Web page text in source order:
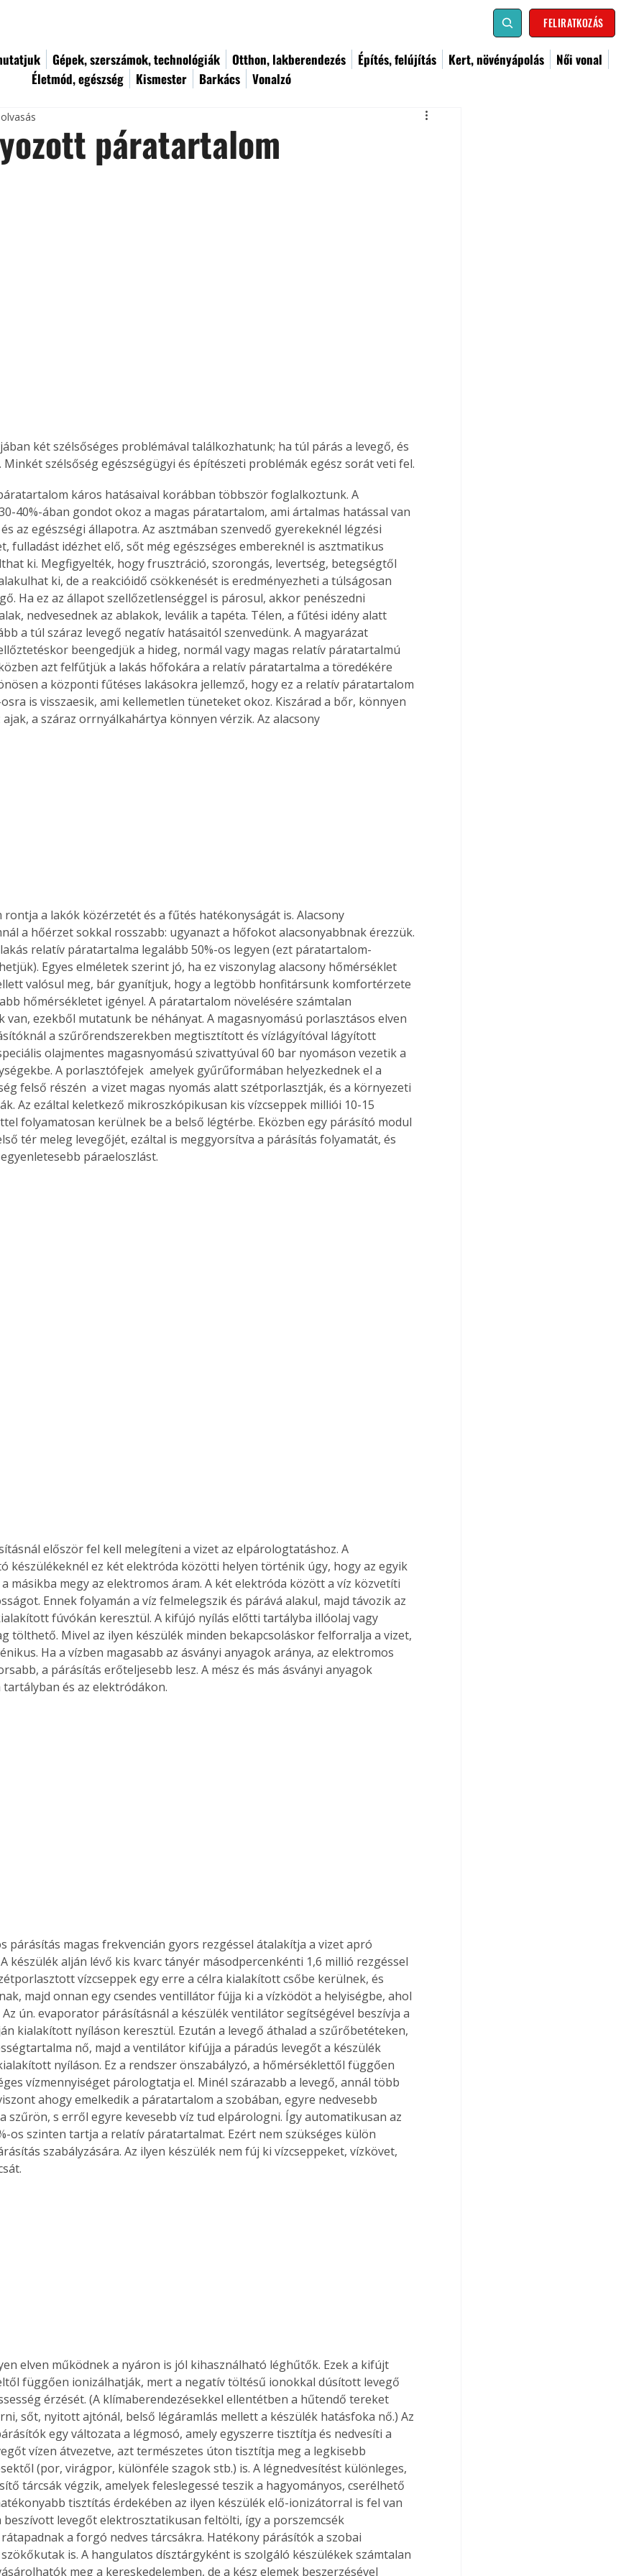
FELIRATKOZÁS
Gépek, szerszámok, technológiák Otthon, lakberendezés Építés, felújítás Kert, növényápolás
Női vonal
Életmód, egészség
Kismester Barkács Vonalzó
vagy
is
Bárhol,
élve
az
A
Gyógyító növények: a
természet kincsei az
páratartalom
két szélsőséges problémával találkozhatunk; ha túl párás a levegő, és
Minkét szélsőség egészségügyi és építészeti problémák egész sorát veti fel.
káros hatásaival korábban többször foglalkoztunk. A
40%-ában gondot okoz a magas páratartalom, ami ártalmas hatással van
az egészségi állapotra. Az asztmában szenvedő gyerekeknél légzési
fulladást idézhet elő, sőt még egészséges embereknél is asztmatikus
ki. Megfigyelték, hogy frusztráció, szorongás, levertség, betegségtől
ki, de a reakcióidő csökkenését is eredményezheti a túlságosan
Ha ez az állapot szellőzetlenséggel is párosul, akkor penészedni
nedvesednek az ablakok, leválik a tapéta. Télen, a fűtési idény alatt
a túl száraz levegő negatív hatásaitól szenvedünk. A magyarázat
beengedjük a hideg, normál vagy magas relatív páratartalmú
azt felfűtjük a lakás hőfokára a relatív páratartalma a töredékére
a központi fűtéses lakásokra jellemző, hogy ez a relatív páratartalom
is visszaesik, ami kellemetlen tüneteket okoz. Kiszárad a bőr, könnyen
ajak, a száraz orrnyálkahártya könnyen vérzik. Az alacsony
a lakók közérzetét és a fűtés hatékonyságát is. Alacsony
a hőérzet sokkal rosszabb: ugyanazt a hőfokot alacsonyabbnak érezzük.
relatív páratartalma legalább 50%-os legyen (ezt páratartalom-
Egyes elméletek szerint jó, ha ez viszonylag alacsony hőmérséklet
valósul meg, bár gyanítjuk, hogy a legtöbb honfitársunk komfortérzete
hőmérsékletet igényel. A páratartalom növelésére számtalan
van, ezekből mutatunk be néhányat. A magasnyomású porlasztásos elven
a szűrőrendszerekben megtisztított és vízlágyítóval lágyított
olajmentes magasnyomású szivattyúval 60 bar nyomáson vezetik a
A porlasztófejek  amelyek gyűrűformában helyezkednek el a
felső részén  a vizet magas nyomás alatt szétporlasztják, és a környezeti
Az ezáltal keletkező mikroszkópikusan kis vízcseppek milliói 10-15
folyamatosan kerülnek be a belső légtérbe. Eközben egy párásító modul
tér meleg levegőjét, ezáltal is meggyorsítva a párásítás folyamatát, és
páraeloszlást.
először fel kell melegíteni a vizet az elpárologtatáshoz. A
készülékeknél ez két elektróda közötti helyen történik úgy, hogy az egyik
másikba megy az elektromos áram. A két elektróda között a víz közvetíti
Ennek folyamán a víz felmelegszik és párává alakul, majd távozik az
fúvókán keresztül. A kifújó nyílás előtti tartályba illóolaj vagy
tölthető. Mivel az ilyen készülék minden bekapcsoláskor felforralja a vizet,
Ha a vízben magasabb az ásványi anyagok aránya, az elektromos
a párásítás erőteljesebb lesz. A mész és más ásványi anyagok
és az elektródákon.
párásítás magas frekvencián gyors rezgéssel átalakítja a vizet apró
készülék alján lévő kis kvarc tányér másodpercenkénti 1,6 millió rezgéssel
vízcseppek egy erre a célra kialakított csőbe kerülnek, és
majd onnan egy csendes ventillátor fújja ki a vízködöt a helyiségbe, ahol
ún. evaporator párásításnál a készülék ventilátor segítségével beszívja a
kialakított nyíláson keresztül. Ezután a levegő áthalad a szűrőbetéteken,
nő, majd a ventilátor kifújja a páradús levegőt a készülék
nyíláson. Ez a rendszer önszabályzó, a hőmérséklettől függően
vízmennyiséget párologtatja el. Minél szárazabb a levegő, annál több
ahogy emelkedik a páratartalom a szobában, egyre nedvesebb
szűrön, s erről egyre kevesebb víz tud elpárologni. Így automatikusan az
os szinten tartja a relatív páratartalmat. Ezért nem szükséges külön
szabályzására. Az ilyen készülék nem fúj ki vízcseppeket, vízkövet,
elven működnek a nyáron is jól kihasználható léghűtők. Ezek a kifújt
függően ionizálhatják, mert a negatív töltésű ionokkal dúsított levegő
érzését. (A klímaberendezésekkel ellentétben a hűtendő tereket
sőt, nyitott ajtónál, belső légáramlás mellett a készülék hatásfoka nő.) Az
egy változata a légmosó, amely egyszerre tisztítja és nedvesíti a
vízen átvezetve, azt természetes úton tisztítja meg a legkisebb
(por, virágpor, különféle szagok stb.) is. A légnedvesítést különleges,
tárcsák végzik, amelyek feleslegessé teszik a hagyományos, cserélhető
tisztítás érdekében az ilyen készülék elő-ionizátorral is fel van
beszívott levegőt elektrosztatikusan feltölti, így a porszemcsék
a forgó nedves tárcsákra. Hatékony párásítók a szobai
is. A hangulatos dísztárgyként is szolgáló készülékek számtalan
meg a kereskedelemben, de a kész elemek beszerzésével